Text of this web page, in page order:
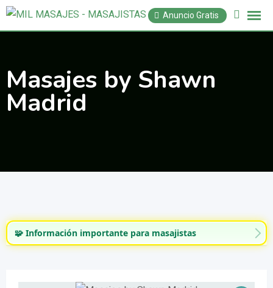
Saltar
Anuncio Gratis
Masajes by Shawn
Madrid
🧩 Información importante para masajistas